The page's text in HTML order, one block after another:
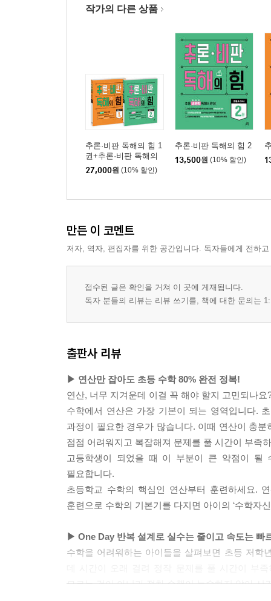
작가의 다른 상품
추론·비판 독해의 힘 1
권+추론·비판 독해의
힘 2권
27,000원 (10% 할인)
추론·비판 독해의 힘 2
13,500원 (10% 할인)
만든 이 코멘트
저자, 역자, 편집자를 위한 공간입니다. 독자들에게 전하
접수된 글은 확인을 거쳐 이 곳에 게재됩니다.
독자 분들의 리뷰는 리뷰 쓰기를, 책에 대한 문의는
출판사 리뷰
▶ 연산만 잡아도 초등 수학 80% 완전 정복!
연산, 너무 지겨운데 이걸 꼭 해야 할지 고민되나요
수학에서 연산은 가장 기본이 되는 영역입니다.
과정이 필요한 경우가 많습니다. 이때 연산이 충
점점 어려워지고 복잡해져 문제를 풀 시간이 부족
고등학생이 되었을 때 이 부분이 큰 약점이 될
필요합니다.
초등학교 수학의 핵심인 연산부터 훈련하세요.
훈련으로 수학의 기본기를 다지면 아이의 ‘수학자
▶ One Day 반복 설계로 실수는 줄이고 속도는 빠
수학을 어려워하는 아이들을 살펴보면 초등 저학
모르는 것이 아니라 절차 수행이 능숙하지 않아